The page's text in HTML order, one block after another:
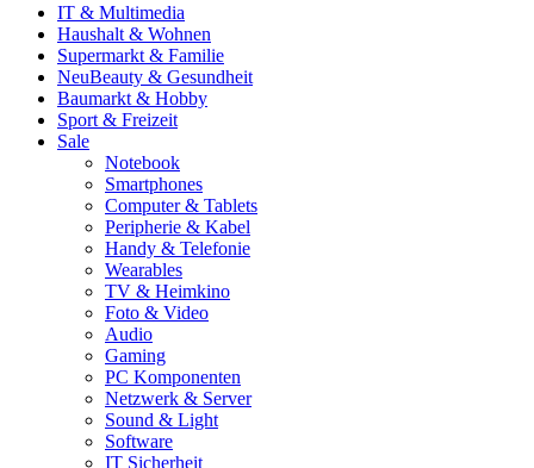
IT & Multimedia
Haushalt & Wohnen
Supermarkt & Familie
NeuBeauty & Gesundheit
Baumarkt & Hobby
Sport & Freizeit
Sale
Notebook
Smartphones
Computer & Tablets
Peripherie & Kabel
Handy & Telefonie
Wearables
TV & Heimkino
Foto & Video
Audio
Gaming
PC Komponenten
Netzwerk & Server
Sound & Light
Software
IT Sicherheit